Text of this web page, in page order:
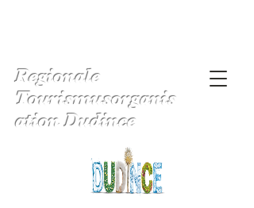
Regionale
Tourismusorganis
ation Dudince